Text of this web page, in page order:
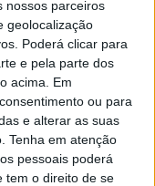
nossos parceiros
geolocalização
Poderá clicar para
e pela parte dos
acima. Em
ou para
e alterar as suas
Tenha em atenção
pessoais poderá
tem o direito de se
,Filipe Cardoso
de contrato
, Romy ,Paná,
, Renteria,
, e em cima da
com alguns